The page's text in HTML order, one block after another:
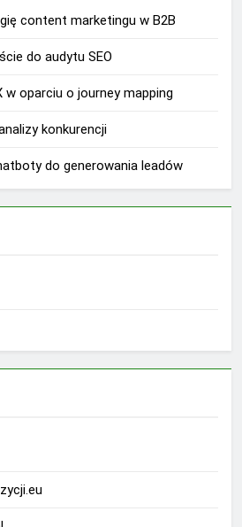
content marketingu w B2B
do audytu SEO
w oparciu o journey mapping
konkurencji
do generowania leadów